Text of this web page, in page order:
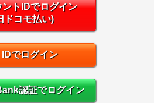
トIDでログイン
ドコモ払い)
でログイン
認証でログイン